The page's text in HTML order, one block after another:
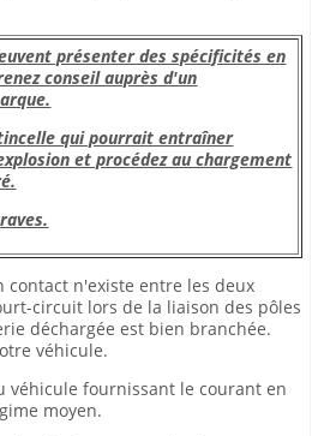
présenter des spécificités en
conseil auprès d'un
qui pourrait entraîner
et procédez au chargement
contact n'existe entre les deux
circuit lors de la liaison des pôles
déchargée est bien branchée.
véhicule.
véhicule fournissant le courant en
moyen.